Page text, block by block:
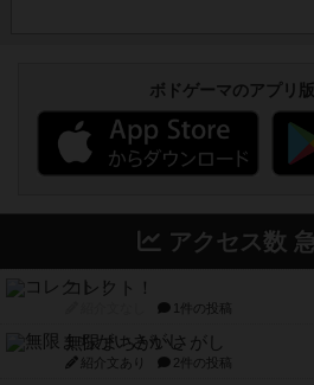
ボドゲーマのアプリ
アクセス数
コレクト！
1件の投稿
無限まちがいさがし
紹介文あり 2件の投稿